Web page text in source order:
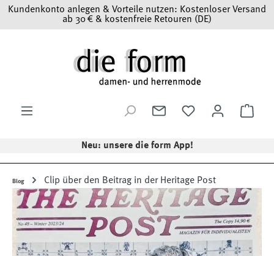
Zum Hauptinhalt springen
Kundenkonto anlegen & Vorteile nutzen: Kostenloser Versand
ab 30 € & kostenfreie Retouren (DE)
Neu: unsere die form App!
Blog Clip über den Beitrag in der Heritage Post